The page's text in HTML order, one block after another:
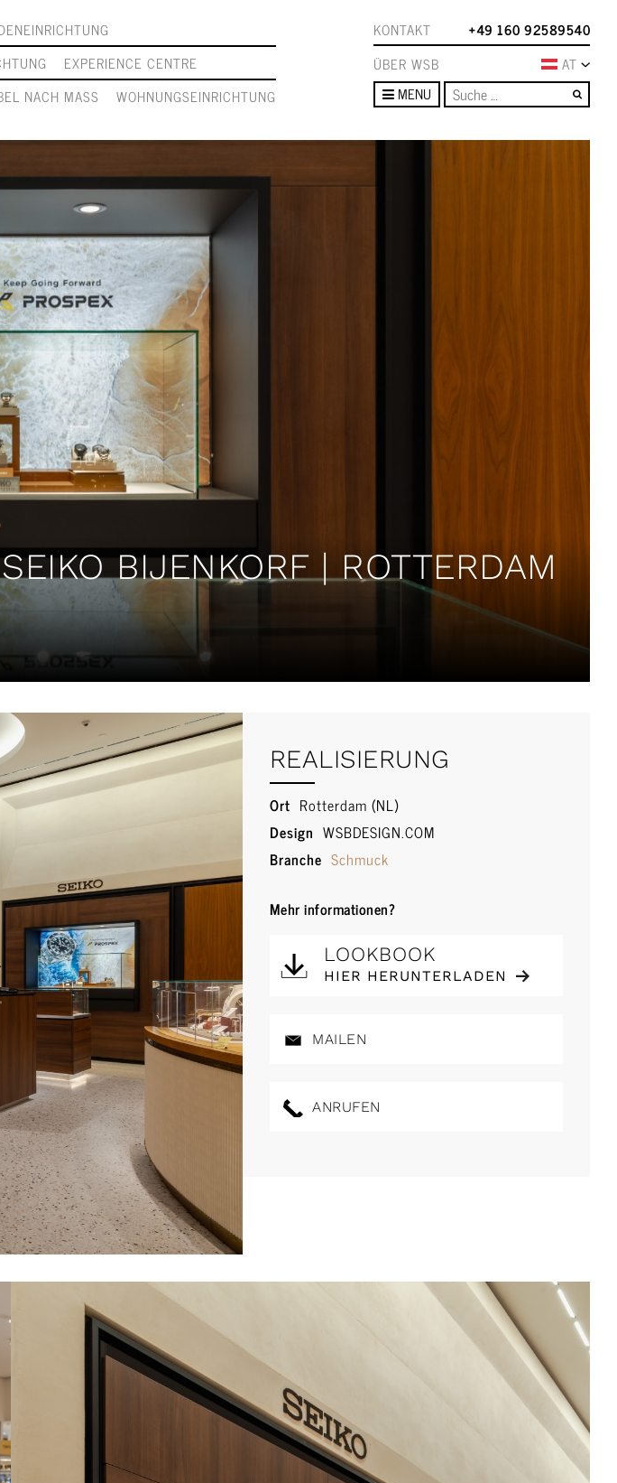
EXPERIENCE CENTRE
NACH MASS WOHNUNGSEINRICHTUNG
KONTAKT
+49 160 92589540
ÜBER WSB
AT
MENU
BIJENKORF | ROTTERDAM
REALISIERUNG
Ort Rotterdam (NL)
Design WSBDESIGN.COM
Branche Schmuck
Mehr informationen?
LOOKBOOK
HIER HERUNTERLADEN
MAILEN
ANRUFEN